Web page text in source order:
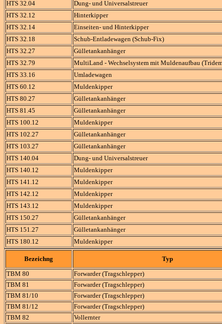
HTS 32.04
Dung- und Universalstreuer
HTS 32.12
Hinterkipper
HTS 32.14
Einseiten- und Hinterkipper
HTS 32.18
Schub-Entladewagen (Schub-Fix)
HTS 32.27
Gülletankanhänger
HTS 32.79
MultiLand - Wechselsystem mit Muldenaufbau
HTS 33.16
Umladewagen
HTS 60.12
Muldenkipper
HTS 80.27
Gülletankanhänger
HTS 81.45
Gülletankanhänger
HTS 100.12
Muldenkipper
HTS 102.27
Gülletankanhänger
HTS 103.27
Gülletankanhänger
HTS 140.04
Dung- und Universalstreuer
HTS 140.12
Muldenkipper
HTS 141.12
Muldenkipper
HTS 142.12
Muldenkipper
HTS 143.12
Muldenkipper
HTS 150.27
Gülletankanhänger
HTS 151.27
Gülletankanhänger
HTS 180.12
Muldenkipper
Bezeichng
Typ
TBM 80
Forwarder (Tragschlepper)
TBM 81
Forwarder (Tragschlepper)
TBM 81/10
Forwarder (Tragschlepper)
TBM 81/12
Forwarder (Tragschlepper)
TBM 82
Vollernter